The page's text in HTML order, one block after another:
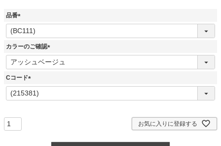
品番
(
必
須
カラーのご確認
(
必
Cコード
(
必
お気に入りに登録する